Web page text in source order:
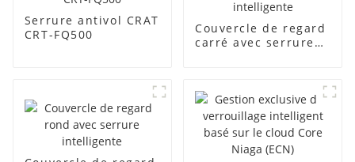
Serrure antivol CRAT
CRT-FQ500
Couvercle de regard
carré avec serrure